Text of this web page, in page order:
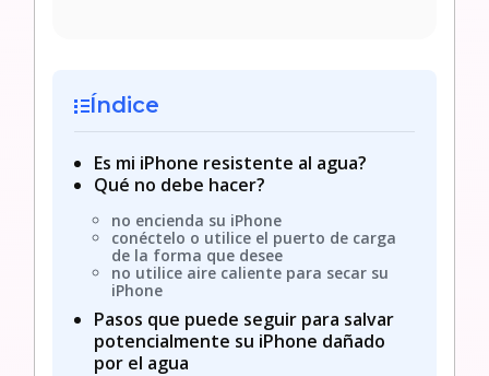
Índice
Es mi iPhone resistente al agua?
Qué no debe hacer?
no encienda su iPhone
conéctelo o utilice el puerto de carga
de la forma que desee
no utilice aire caliente para secar su
iPhone
Pasos que puede seguir para salvar
potencialmente su iPhone dañado
por el agua